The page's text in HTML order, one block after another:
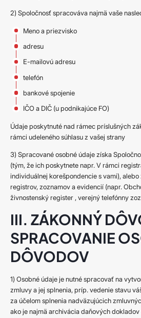
2) Spoločnosť spracováva najmä vaše
Meno a priezvisko
adresu
E-mailovú adresu
telefón
bankové spojenie
IČO a DIČ (u podnikajúce FO)
Údaje poskytnuté nad rámec príslušných
rámci udeleného súhlasu z vašej strany
3) Spracované osobné údaje získa
(tým, že ich poskytnete napr. V rámci
individuálnej korešpondencie s vami),
registrov, zoznamov a evidencií (napr.
živnostenský register , verejný telefónny
III. ZÁKONNÝ
SPRACOVANIE
DÔVODOV
1) Osobné údaje je nutné spracovať na
zmluvy a jej splnenia, príp. vedenie stavu
za účelom splnenia nadväzujúcich
ako je najmä archivácia daňových